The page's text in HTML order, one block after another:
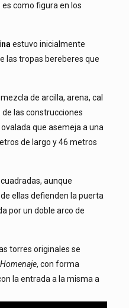
es como figura en los
estuvo inicialmente
las tropas bereberes que
de arcilla, arena, cal
las construcciones
que asemeja a una
de largo y 46 metros
aunque
ellas defienden la puerta
por un doble arco de
torres originales se
Homenaje, con forma
la entrada a la misma a